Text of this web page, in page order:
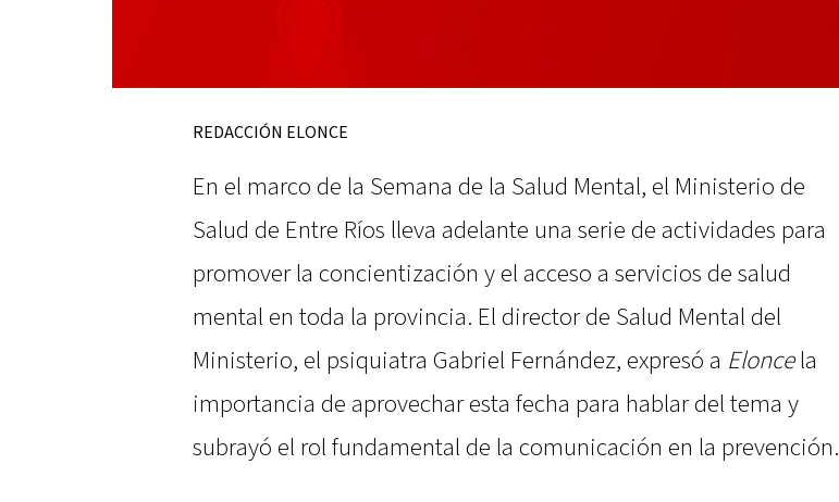
REDACCIÓN ELONCE
En el marco de la Semana de la Salud Mental, el Ministerio de
Salud de Entre Ríos lleva adelante una serie de actividades para
promover la concientización y el acceso a servicios de salud
mental en toda la provincia. El director de Salud Mental del
Ministerio, el psiquiatra Gabriel Fernández, expresó a Eloncela
importancia de aprovechar esta fecha para hablar del tema y
subrayó el rol fundamental de la comunicación en la prevención.